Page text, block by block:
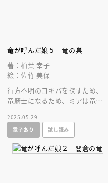
竜が呼んだ娘５ 竜の巣
著：柏葉 幸子
絵：佐竹 美保
行方不明のコキバを探すため、
竜騎士になるため、ミアは竜の
ハイファンタジー第５巻！
2025.05.29
電子あり
試し読み